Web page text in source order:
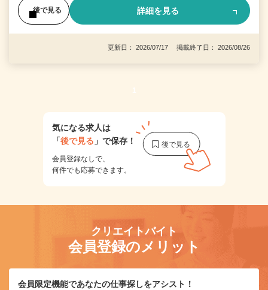
後で見る 詳細を見る
更新日： 2026/07/17 掲載終了日： 2026/08/26
1
気になる求人は
「後で見る 」で保存！
会員登録なしで、
何件でも応募できます。
クリエイトバイト
会員登録のメリット
会員限定機能であなたの仕事探しをアシスト！